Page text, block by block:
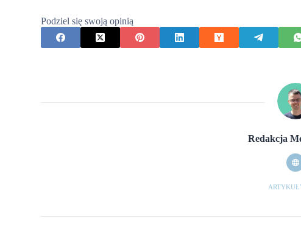
Podziel się swoją opinią
Redakcja